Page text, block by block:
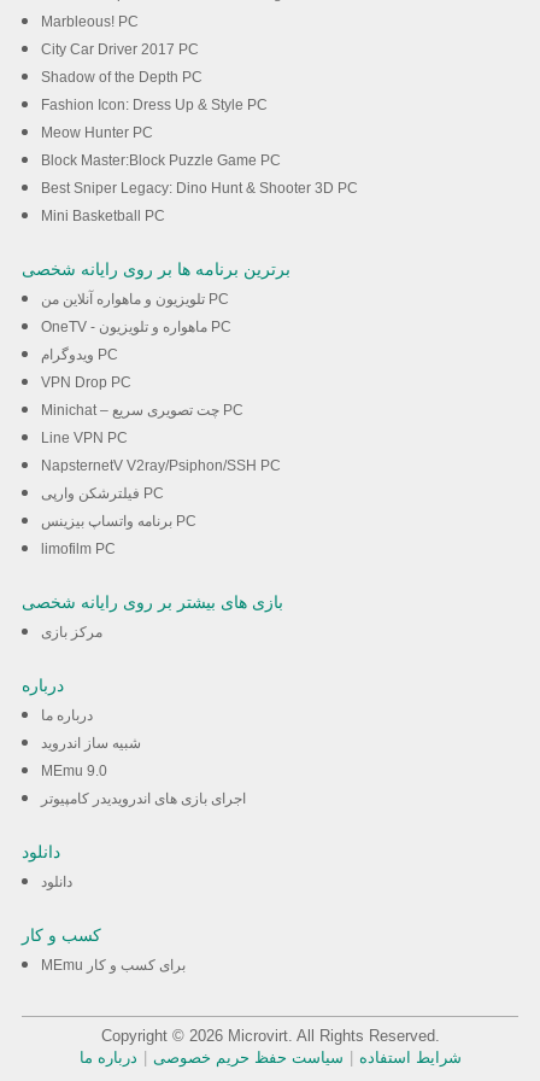
Marbleous! PC
City Car Driver 2017 PC
Shadow of the Depth PC
Fashion Icon: Dress Up & Style PC
Meow Hunter PC
Block Master:Block Puzzle Game PC
Best Sniper Legacy: Dino Hunt & Shooter 3D PC
Mini Basketball PC
برترین برنامه ها بر روی رایانه شخصی
تلویزیون و ماهواره آنلاین من PC
OneTV - ماهواره و تلویزیون PC
ویدوگرام PC
VPN Drop PC
Minichat – چت تصویری سریع PC
Line VPN PC
NapsternetV V2ray/Psiphon/SSH PC
فیلترشکن وارپی PC
برنامه واتساپ بیزینس PC
limofilm PC
بازی های بیشتر بر روی رایانه شخصی
مرکز بازی
درباره
درباره ما
شبیه ساز اندروید
MEmu 9.0
اجرای بازی های اندرویدیدر کامپیوتر
دانلود
دانلود
کسب و کار
MEmu برای کسب و کار
Copyright © 2026 Microvirt. All Rights Reserved.
شرایط استفاده
سیاست حفظ حریم خصوصی درباره ما